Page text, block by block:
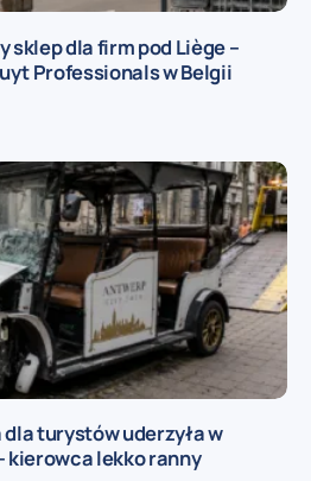
dla firm pod Liège –
Professionals w Belgii
turystów uderzyła w
kierowca lekko ranny